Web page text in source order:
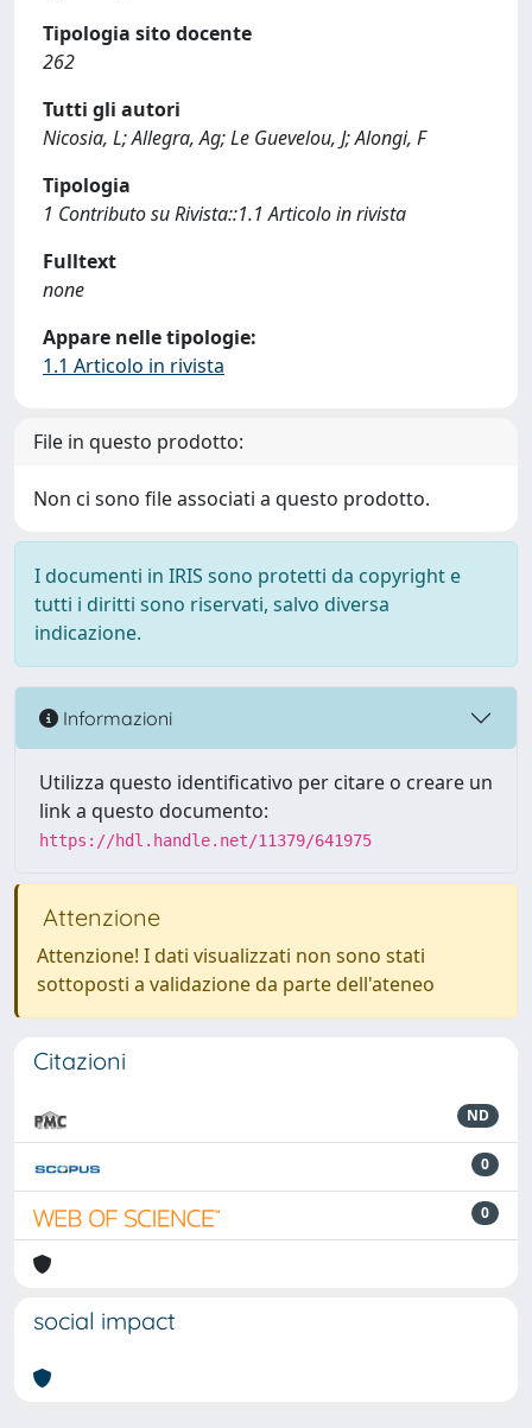
Tipologia sito docente
262
Tutti gli autori
Nicosia, L; Allegra, Ag; Le Guevelou, J; Alongi, F
Tipologia
1 Contributo su Rivista::1.1 Articolo in rivista
Fulltext
none
Appare nelle tipologie:
1.1 Articolo in rivista
File in questo prodotto:
Non ci sono file associati a questo prodotto.
I documenti in IRIS sono protetti da copyright e
tutti i diritti sono riservati, salvo diversa
indicazione.
Informazioni
Utilizza questo identificativo per citare o creare un
link a questo documento:
https://hdl.handle.net/11379/641975
Attenzione
Attenzione! I dati visualizzati non sono stati
sottoposti a validazione da parte dell'ateneo
Citazioni
ND
0
0
social impact